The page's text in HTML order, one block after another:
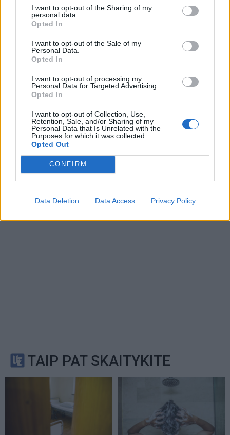
I want to opt-out of the Sharing of my
personal data.
Opted In
I want to opt-out of the Sale of my
Personal Data.
Opted In
I want to opt-out of processing my
Personal Data for Targeted Advertising.
Opted In
I want to opt-out of Collection, Use,
Retention, Sale, and/or Sharing of my
Personal Data that Is Unrelated with the
Purposes for which it was collected.
Opted Out
CONFIRM
Data Deletion Data Access Privacy Policy
Komentaras
Sutinku su taisyklėmis
This site is protected by
Serviceapply.
TAIP PAT SKAITYKITE